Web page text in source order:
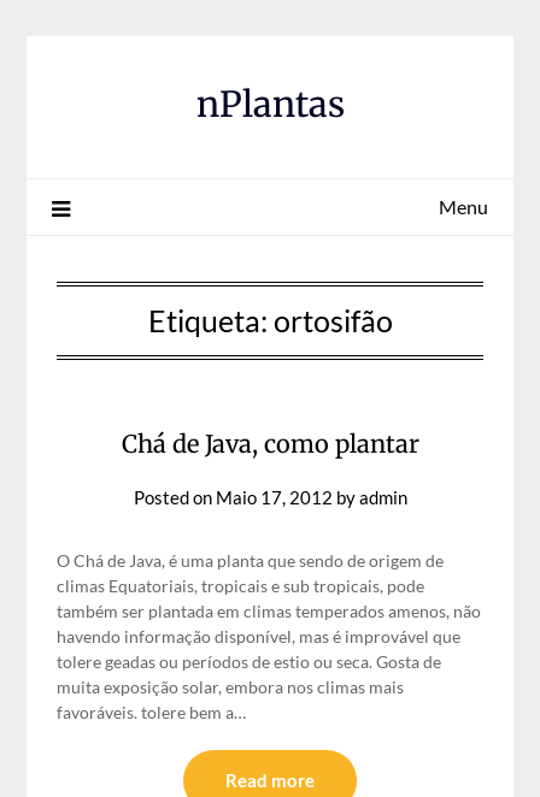
nPlantas
Menu
Etiqueta: ortosifão
Chá de Java, como plantar
Posted on Maio 17, 2012 byadmin
O Chá de Java, é uma planta que sendo de origem de
climas Equatoriais, tropicais e sub tropicais, pode
também ser plantada em climas temperados amenos, não
havendo informação disponível, mas é improvável que
tolere geadas ou períodos de estio ou seca. Gosta de
muita exposição solar, embora nos climas mais
favoráveis. tolere bem a…
Read more